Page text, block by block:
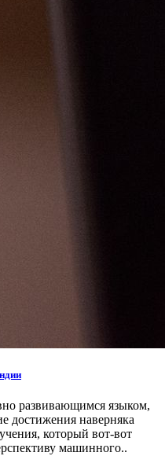
развивающимся языком,
достижения наверняка
который вот-вот
машинного..